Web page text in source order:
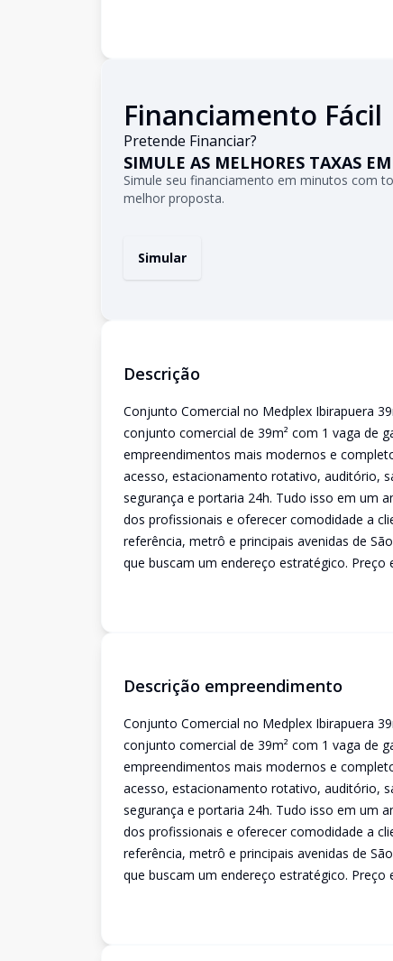
Financiamento Fácil
Pretende Financiar?
SIMULE AS MELHORES TAXAS
Simule seu financiamento em minutos com
melhor proposta.
Simular
Descrição
Conjunto Comercial no Medplex Ibirapuera
conjunto comercial de 39m² com 1 vaga de
empreendimentos mais modernos e
acesso, estacionamento rotativo, auditório,
segurança e portaria 24h. Tudo isso em um
dos profissionais e oferecer comodidade a
referência, metrô e principais avenidas de
que buscam um endereço estratégico.
Descrição empreendimento
Conjunto Comercial no Medplex Ibirapuera
conjunto comercial de 39m² com 1 vaga de
empreendimentos mais modernos e
acesso, estacionamento rotativo, auditório,
segurança e portaria 24h. Tudo isso em um
dos profissionais e oferecer comodidade a
referência, metrô e principais avenidas de
que buscam um endereço estratégico.